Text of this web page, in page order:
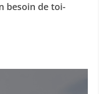
besoin de toi-